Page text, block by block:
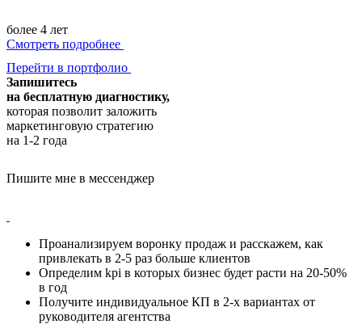
более 4 лет
Смотреть подробнее
Перейти в портфолио
Запишитесь
на бесплатную диагностику,
которая позволит заложить
маркетинговую стратегию
на 1-2 года
Пишите мне в мессенджер
Проанализируем воронку продаж и расскажем, как
привлекать в 2-5 раз больше клиентов
Определим kpi в которых бизнес будет расти на 20-50%
в год
Получите индивидуальное КП в 2-х вариантах от
руководителя агентства